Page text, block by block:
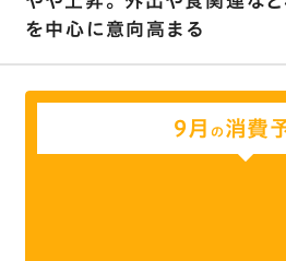
を中心に意向高まる
9月 の消費